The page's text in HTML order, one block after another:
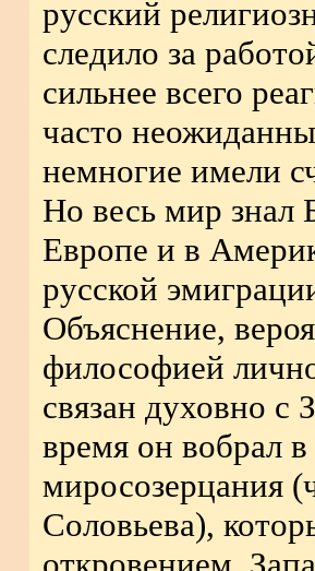
русский
следило за
сильнее всего
часто
немногие имели
Но весь мир знал
Европе и в
русской
Объяснение,
философией
связан духовно с
время он вобрал
миросозерцания
Соловьева),